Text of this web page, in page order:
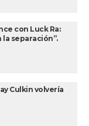
con Luck Ra:
la separación”.
Culkin volvería